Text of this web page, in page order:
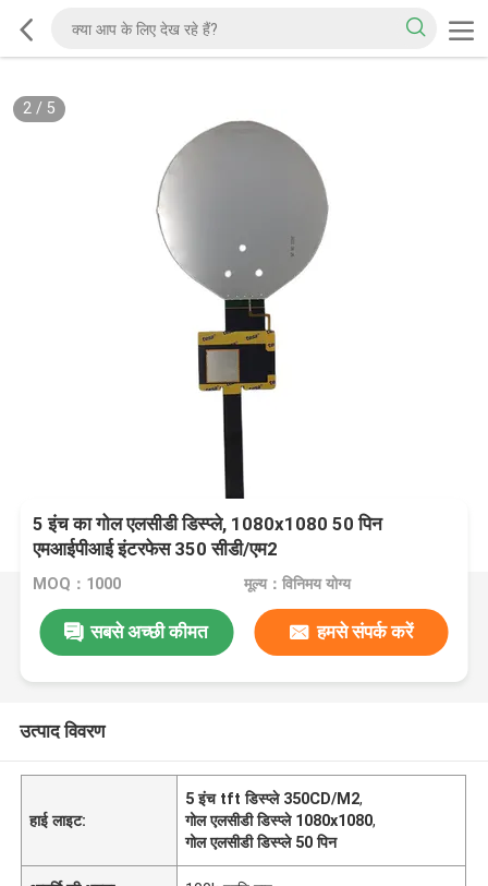
2/ 5
5 इंच का गोल एलसीडी डिस्प्ले, 1080x1080 50 पिन
एमआईपीआई इंटरफेस 350 सीडी/एम2
MOQ：1000 मूल्य：विनिमय योग्य
सबसे अच्छी कीमत हमसे संपर्क करें
उत्पाद विवरण
हाई लाइट:
5 इंच tft डिस्प्ले 350CD/M2,
गोल एलसीडी डिस्प्ले 1080x1080,
गोल एलसीडी डिस्प्ले 50 पिन